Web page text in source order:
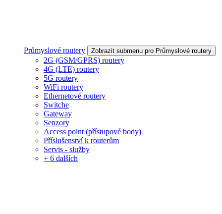
Průmyslové routery Zobrazit submenu pro Průmyslové routery
2G (GSM/GPRS) routery
4G (LTE) routery
5G routery
WiFi routery
Ethernetové routery
Switche
Gateway
Senzory
Access point (přístupové body)
Příslušenství k routerům
Servis - služby
+ 6 dalších